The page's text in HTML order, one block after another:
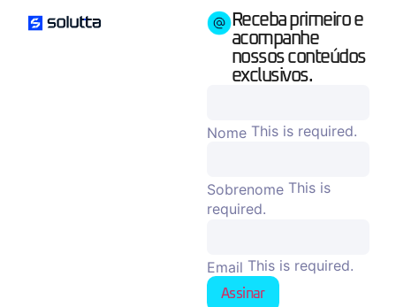
Receba primeiro e
acompanhe
nossos conteúdos
exclusivos.
Nome This is required.
Sobrenome This is
required.
Email This is required.
Assinar